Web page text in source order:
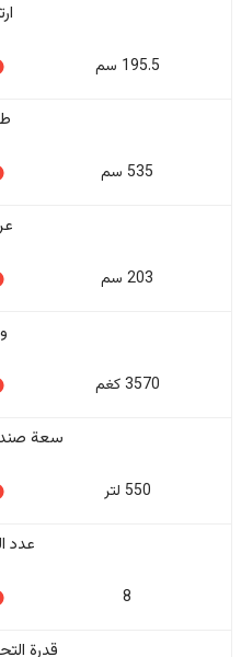
195.5 سم
535 سم
203 سم
3570 كغم
سعة
550 لتر
عدد
8
قدرة